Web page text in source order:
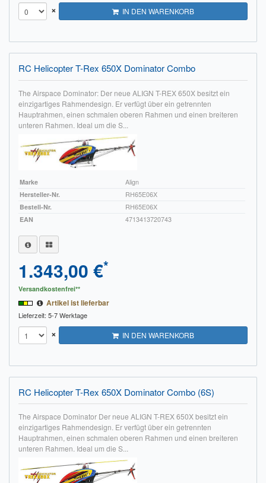
× IN DEN WARENKORB
RC Helicopter T-Rex 650X Dominator Combo
The Airspace Dominator: Der neue ALIGN T-REX 650X besitzt ein
einzigartiges Rahmendesign. Er verfügt über ein getrennten
Hauptrahmen, einen schmalen oberen Rahmen und einen breiteren
unteren Rahmen. Ideal um die S...
Marke
Align
Hersteller-Nr.
RH65E06X
Bestell-Nr.
RH65E06X
EAN
4713413720743
1.343,00 €*
Versandkostenfrei**
Artikel ist lieferbar
Lieferzeit: 5-7 Werktage
× IN DEN WARENKORB
RC Helicopter T-Rex 650X Dominator Combo (6S)
The Airspace Dominator Der neue ALIGN T-REX 650X besitzt ein
einzigartiges Rahmendesign. Er verfügt über ein getrennten
Hauptrahmen, einen schmalen oberen Rahmen und einen breiteren
unteren Rahmen. Ideal um die S...